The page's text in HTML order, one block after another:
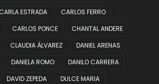
ESTRADA
CARLOS FERRO
CARLOS PONCE
CHANTAL ANDERE
CLAUDIA ÁLVAREZ
DANIEL ARENAS
DANIELA ROMO
DANILO CARRERA
DAVID ZEPEDA
DULCE MARIA